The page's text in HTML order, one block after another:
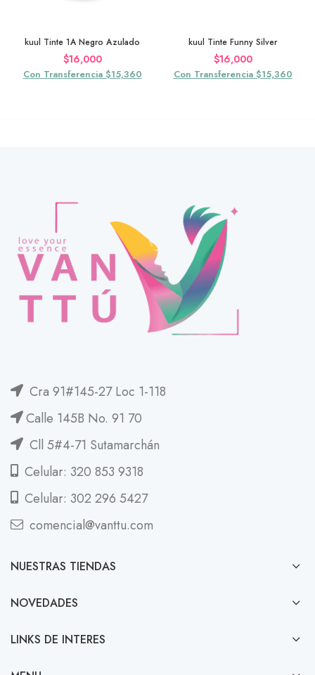
kuul Tinte 1A Negro Azulado
$16,000
Con Transferencia $15,360
kuul Tinte Funny Silver
$16,000
Con Transferencia $15,360
Cra 91#145-27 Loc 1-118
Calle 145B No. 91 70
Cll 5#4-71 Sutamarchán
Celular: 320 853 9318
Celular: 302 296 5427
comencial@vanttu.com
NUESTRAS TIENDAS
NOVEDADES
LINKS DE INTERES